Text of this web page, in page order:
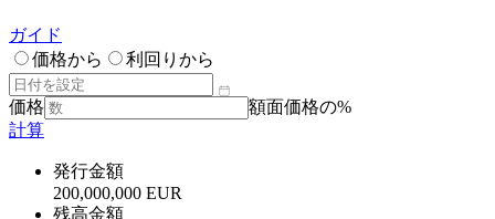
ガイド
価格から
利回りから
価格
額面価格の%
計算
発行金額
200,000,000 EUR
残高金額